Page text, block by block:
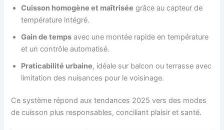
Cuisson homogène et maîtrisée grâce au capteur de
température intégré.
Gain de temps avec une montée rapide en température
et un contrôle automatisé.
Praticabilité urbaine, idéale sur balcon ou terrasse avec
limitation des nuisances pour le voisinage.
Ce système répond aux tendances 2025 vers des modes
de cuisson plus responsables, conciliant plaisir et santé.